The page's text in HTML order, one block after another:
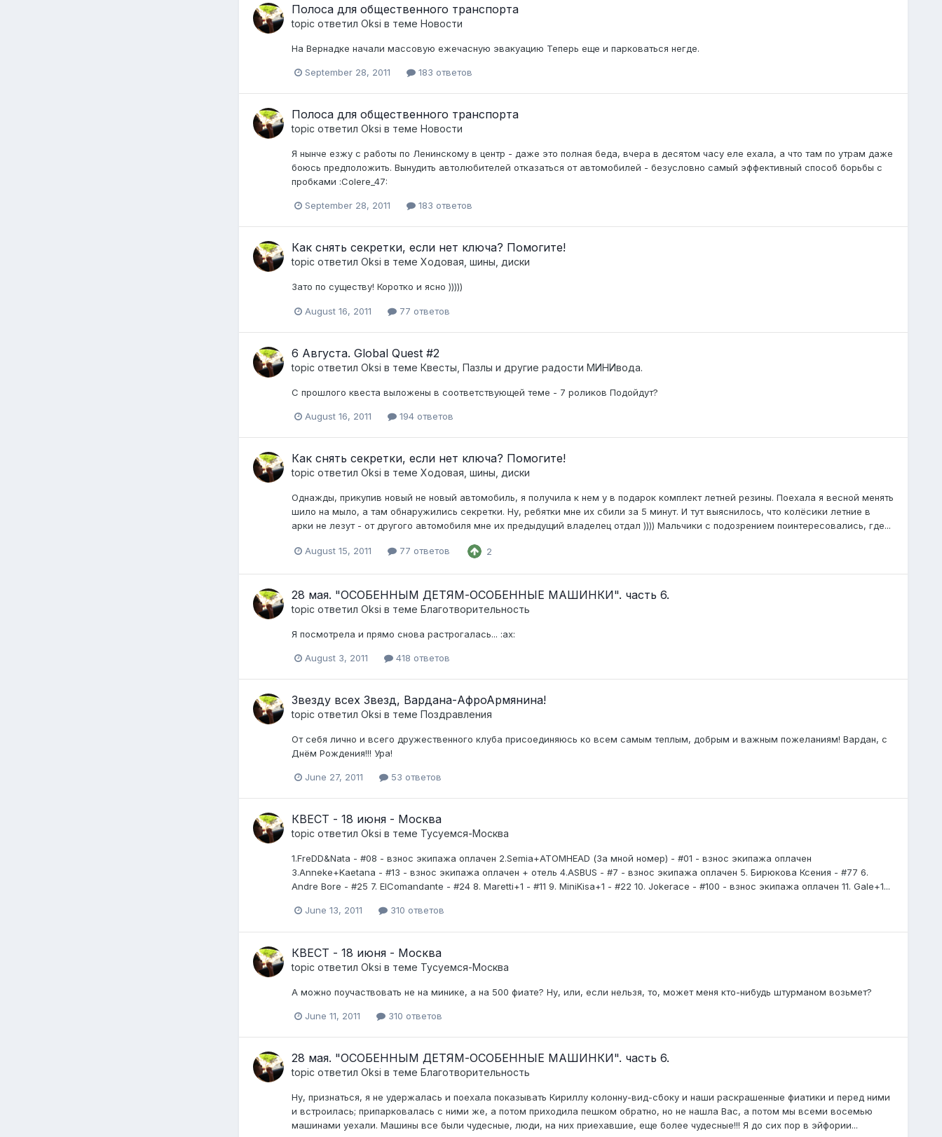
Полоса для общественного транспорта
topic ответил Oksi в теме Новости
На Вернадке начали массовую ежечасную эвакуацию Теперь еще и парковаться негде.
September 28, 2011 183 ответов
Полоса для общественного транспорта
topic ответил Oksi в теме Новости
Я нынче езжу с работы по Ленинскому в центр - даже это полная беда, вчера в десятом часу еле ехала, а что там по утрам даже
боюсь предположить. Вынудить автолюбителей отказаться от автомобилей - безусловно самый эффективный способ борьбы с
пробками :Colere_47:
September 28, 2011 183 ответов
Как снять секретки, если нет ключа? Помогите!
topic ответил Oksi в теме Ходовая, шины, диски
Зато по существу! Коротко и ясно )))))
August 16, 2011 77 ответов
6 Августа. Global Quest #2
topic ответил Oksi в теме Квесты, Пазлы и другие радости МИНИвода.
С прошлого квеста выложены в соответствующей теме - 7 роликов Подойдут?
August 16, 2011 194 ответов
Как снять секретки, если нет ключа? Помогите!
topic ответил Oksi в теме Ходовая, шины, диски
Однажды, прикупив новый не новый автомобиль, я получила к нем у в подарок комплект летней резины. Поехала я весной менять
шило на мыло, а там обнаружились секретки. Ну, ребятки мне их сбили за 5 минут. И тут выяснилось, что колёсики летние в
арки не лезут - от другого автомобиля мне их предыдущий владелец отдал )))) Мальчики с подозрением поинтересовались, где...
August 15, 2011 77 ответов 2
28 мая. "ОСОБЕННЫМ ДЕТЯМ-ОСОБЕННЫЕ МАШИНКИ". часть 6.
topic ответил Oksi в теме Благотворительность
Я посмотрела и прямо снова растрогалась... :ax:
August 3, 2011 418 ответов
Звезду всех Звезд, Вардана-АфроАрмянина!
topic ответил Oksi в теме Поздравления
От себя лично и всего дружественного клуба присоединяюсь ко всем самым теплым, добрым и важным пожеланиям! Вардан, с
Днём Рождения!!! Ура!
June 27, 2011 53 ответов
КВЕСТ - 18 июня - Москва
topic ответил Oksi в теме Тусуемся-Москва
1.FreDD&Nata - #08 - взнос экипажа оплачен 2.Semia+ATOMHEAD (За мной номер) - #01 - взнос экипажа оплачен
3.Anneke+Kaetana - #13 - взнос экипажа оплачен + отель 4.ASBUS - #7 - взнос экипажа оплачен 5. Бирюкова Ксения - #77 6.
Andre Bore - #25 7. ElComandante - #24 8. Maretti+1 - #11 9. MiniKisa+1 - #22 10. Jokerace - #100 - взнос экипажа оплачен 11. Gale+1...
June 13, 2011 310 ответов
КВЕСТ - 18 июня - Москва
topic ответил Oksi в теме Тусуемся-Москва
А можно поучаствовать не на минике, а на 500 фиате? Ну, или, если нельзя, то, может меня кто-нибудь штурманом возьмет?
June 11, 2011 310 ответов
28 мая. "ОСОБЕННЫМ ДЕТЯМ-ОСОБЕННЫЕ МАШИНКИ". часть 6.
topic ответил Oksi в теме Благотворительность
Ну, признаться, я не удержалась и поехала показывать Кириллу колонну-вид-сбоку и наши раскрашенные фиатики и перед ними
и встроилась; припарковалась с ними же, а потом приходила пешком обратно, но не нашла Вас, а потом мы всеми восемью
машинами уехали. Машины все были чудесные, люди, на них приехавшие, еще более чудесные!!! Я до сих пор в эйфории...